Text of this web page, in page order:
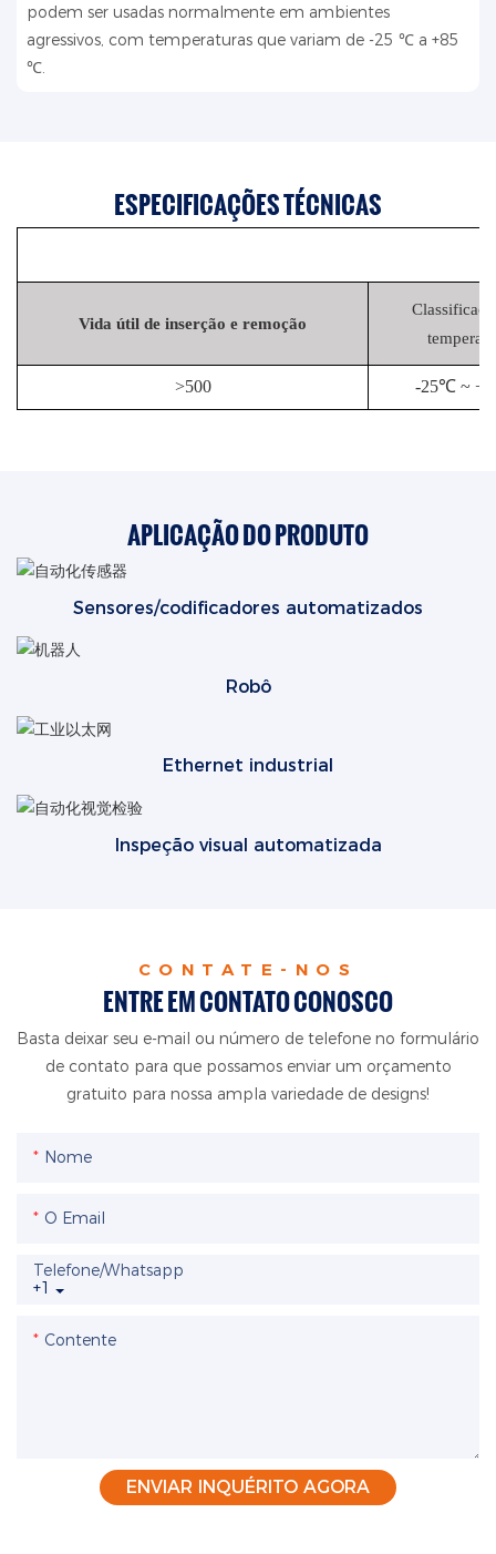
podem ser usadas normalmente em ambientes
agressivos, com temperaturas que variam de -25 ℃ a +85
℃.
ESPECIFICAÇÕES TÉCNICAS
Vida útil de inserção e remoção
>500 -25℃ ~
APLICAÇÃO DO PRODUTO
Sensores/codificadores automatizados
Robô
Ethernet industrial
Inspeção visual automatizada
CONTATE-NOS
ENTRE EM CONTATO CONOSCO
Basta deixar seu e-mail ou número de telefone no formulário
de contato para que possamos enviar um orçamento
gratuito para nossa ampla variedade de designs!
Nome
O Email
+1
Telefone/whatsapp
Contente
ENVIAR INQUÉRITO AGORA